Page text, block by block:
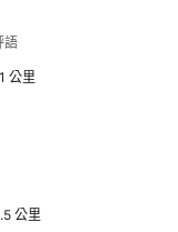
語
公里
公里